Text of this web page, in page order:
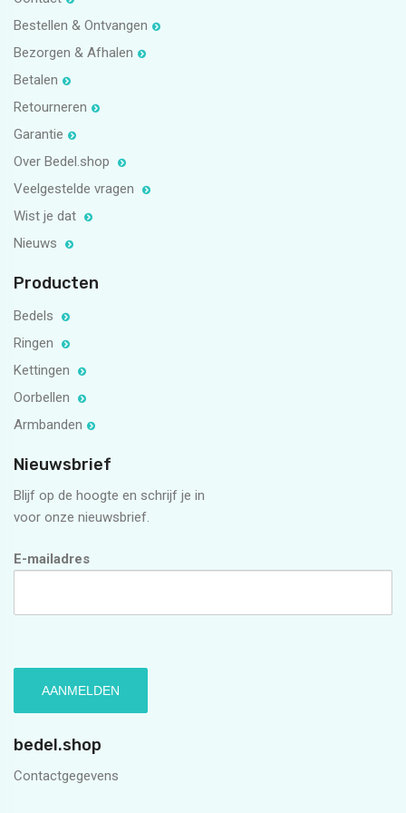
Bestellen & Ontvangen
Bezorgen & Afhalen
Betalen
Retourneren
Garantie
Over Bedel.shop
Veelgestelde vragen
Wist je dat
Nieuws
Producten
Bedels
Ringen
Kettingen
Oorbellen
Armbanden
Nieuwsbrief
Blijf op de hoogte en schrijf je in
voor onze nieuwsbrief.
E-mailadres
bedel.shop
Contactgegevens